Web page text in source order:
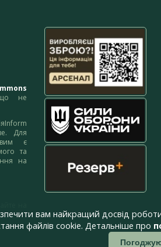
не
Для
є
та
на
вам найкращий досвід
файлів cookie. Детальніше про